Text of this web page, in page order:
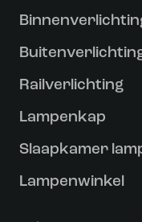
Railverlichting
Lampenkap
Slaapkamer
Lampenwinkel